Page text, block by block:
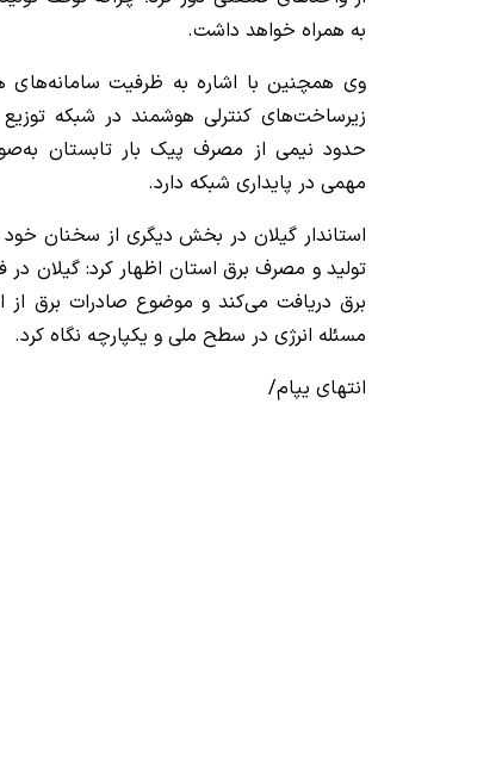
به همراه خواهد داشت.
وی همچنین با اشاره به ظرفیت
زیرساخت‌های کنترلی هوشمند در شبکه توزیع
حدود نیمی از مصرف پیک بار تابستان
مهمی در پایداری شبکه دارد.
استاندار گیلان در بخش دیگری از سخنان
تولید و مصرف برق استان اظهار کرد: گیلان
برق دریافت می‌کند و موضوع صادرات برق از
مسئله انرژی در سطح ملی و یکپارچه نگاه کرد.
انتهای یپام/